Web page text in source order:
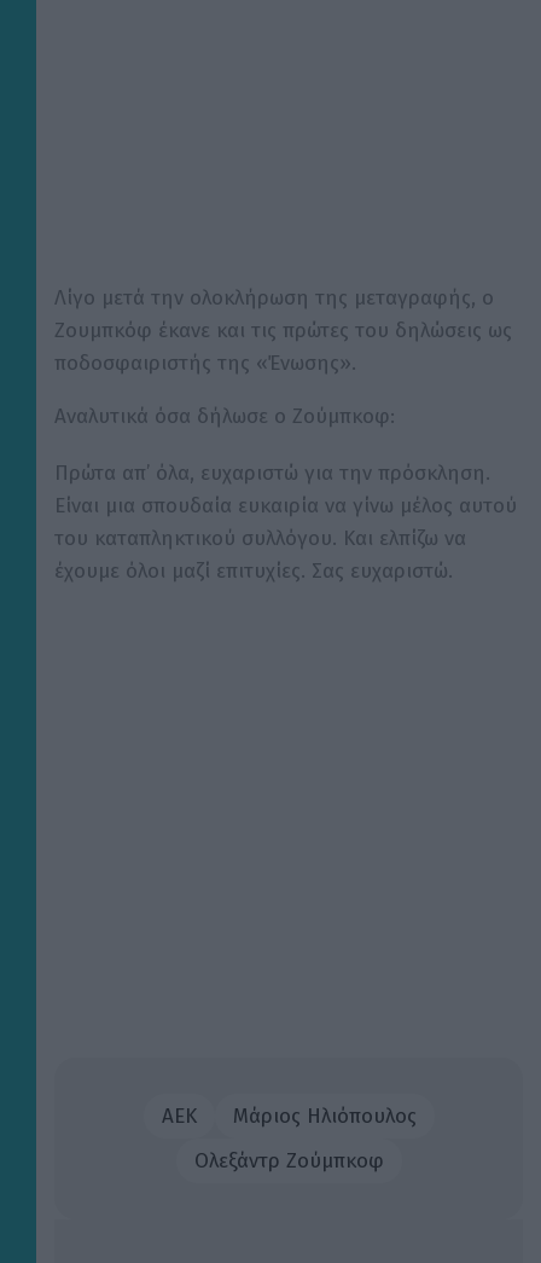
Λίγο μετά την ολοκλήρωση της μεταγραφής, ο
Ζουμπκόφ έκανε και τις πρώτες του δηλώσεις ως
ποδοσφαιριστής της «Ένωσης».
Αναλυτικά όσα δήλωσε ο Ζούμπκοφ:
Πρώτα απ’ όλα, ευχαριστώ για την πρόσκληση.
Είναι μια σπουδαία ευκαιρία να γίνω μέλος αυτού
του καταπληκτικού συλλόγου. Και ελπίζω να
έχουμε όλοι μαζί επιτυχίες. Σας ευχαριστώ.
ΑΕΚ
Μάριος Ηλιόπουλος
Ολεξάντρ Ζούμπκοφ